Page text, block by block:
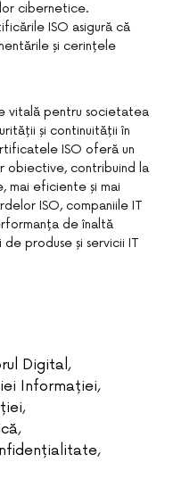
cibernetice.
ISO asigură că
și cerințele
vitală pentru societatea
și continuității în
ISO oferă un
obiective, contribuind la
mai eficiente și mai
ISO, companiile IT
de înaltă
produse și servicii IT
Digital,
Informației,
,
,
,